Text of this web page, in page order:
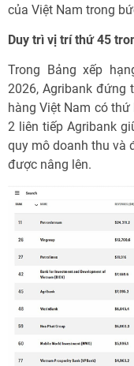
của Việt Nam trong
Duy trì vị trí thứ 45
Trong Bảng xếp
2026, Agribank đứng
hàng Việt Nam có
2 liên tiếp Agribank
quy mô doanh thu và
được nâng lên.